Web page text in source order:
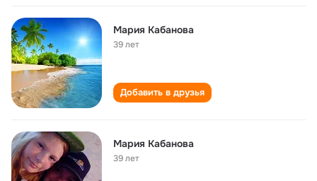
Мария Кабанова
39 лет
Добавить в друзья
Мария Кабанова
39 лет